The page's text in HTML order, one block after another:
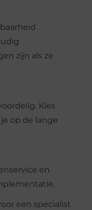
zijn als ze
Kies
op de lange
en
een specialist